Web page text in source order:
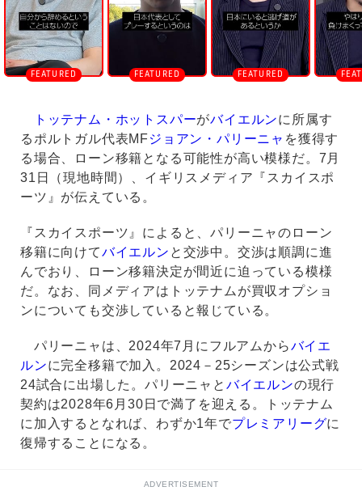
トッテナム・ホットスパーがバイエルンに所属す
るポルトガル代表MFジョアン・パリーニャ を獲得す
る場合、ローン移籍となる可能性が高い模様だ。7月
31日（現地時間）、イギリスメディア『スカイスポ
ーツ』が伝えている。
『スカイスポーツ』によると、パリーニャのローン
移籍に向けてバイエルン と交渉中。交渉は順調に進
んでおり、ローン移籍決定が間近に迫っている模様
だ。なお、同メディアはトッテナムが買収オプショ
ンについても交渉していると報じている。
パリーニャは、2024年7月にフルアムからバイエ
ルンに完全移籍で加入。2024－25シーズンは公式戦
24試合に出場した。パリーニャと バイエルンの現行
契約は2028年6月30日で満了を迎える。トッテナム
に加入するとなれば、わずか1年でプレミアリーグに
復帰することになる。
ADVERTISEMENT